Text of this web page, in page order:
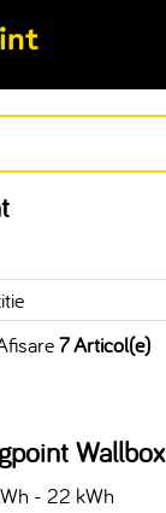
7 Articol(e)
Wallbox
- 22 kWh